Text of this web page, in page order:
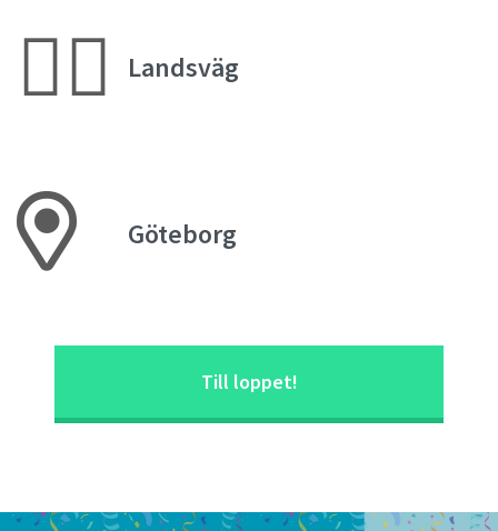
🚴‍♂️ Landsväg
Göteborg
Till loppet!